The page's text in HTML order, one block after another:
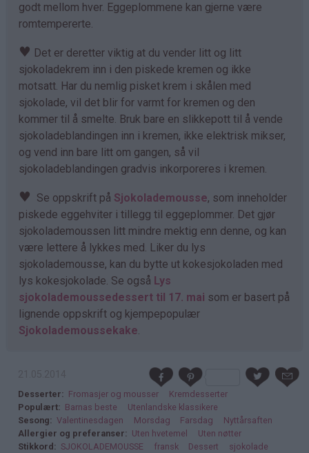
godt mellom hver. Eggeplommene kan gjerne være
romtempererte.
♥ Det er deretter viktig at du vender litt og litt
sjokoladekrem inn i den piskede kremen og ikke
motsatt. Har du nemlig pisket krem i skålen med
sjokolade, vil det blir for varmt for kremen og den
kommer til å smelte. Bruk bare en slikkepott til å vende
sjokoladeblandingen inn i kremen, ikke elektrisk mikser,
og vend inn bare litt om gangen, så vil
sjokoladeblandingen gradvis inkorporeres i kremen.
♥ Se oppskrift på Sjokolademousse, som inneholder
piskede eggehviter i tillegg til eggeplommer. Det gjør
sjokolademoussen litt mindre mektig enn denne, og kan
være lettere å lykkes med. Liker du lys
sjokolademousse, kan du bytte ut kokesjokoladen med
lys kokesjokolade. Se også Lys
sjokolademoussedessert til 17. mai som er basert på
lignende oppskrift og kjempepopulær
Sjokolademoussekake.
Desserter Fromasjer og mousser
Kremdesserter
Populært
Barnas beste
Utenlandske klassikere
Sesong
Valentinesdagen Morsdag Farsdag
Nyttårsaften
Allergier og preferanser
Uten hvetemel
Uten nøtter
Stikkord
SJOKOLADEMOUSSE fransk Dessert
sjokolade